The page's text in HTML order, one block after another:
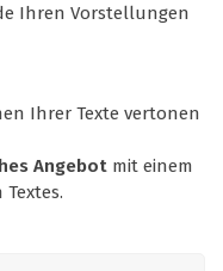
Ihren Vorstellungen
Ihrer Texte vertonen
Angebot mit einem